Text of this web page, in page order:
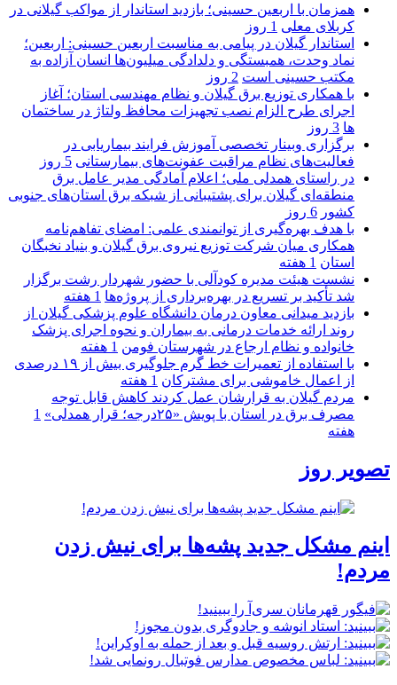
همزمان با اربعین حسینی؛ بازدید استاندار از مواکب گیلانی در
کربلای معلی 1 روز
استاندار گیلان در پیامی به مناسبت اربعین حسینی: اربعین؛
نماد وحدت، همبستگی و دلدادگی میلیون‌ها انسان آزاده به
مکتب حسینی است 2 روز
با همکاری توزیع برق گیلان و نظام مهندسی استان؛ آغاز
اجرای طرح الزام نصب تجهیزات محافظ ولتاژ در ساختمان
ها 3 روز
برگزاری وبینار تخصصی آموزش فرایند بیماریابی در
فعالیت‌های نظام مراقبت عفونت‌های بیمارستانی 5 روز
در راستای همدلی ملی؛ اعلام آمادگی مدیر عامل برق
منطقه‌ای گیلان برای پشتیبانی از شبكه برق استان‌های جنوبی
كشور 6 روز
با هدف بهره‌گیری از توانمندی علمی: امضای تفاهم‌نامه
همكاری میان شركت توزیع نیروی برق گیلان و بنیاد نخبگان
استان 1 هفته
نشست هیئت مدیره کودآلی با حضور شهردار رشت برگزار
شد تأکید بر تسریع در بهره‌برداری از پروژه‌ها 1 هفته
بازدید میدانی معاون درمان دانشگاه علوم پزشکی گیلان از
روند ارائه خدمات درمانی به بیماران و نحوه اجرای پزشک
خانواده و نظام ارجاع در شهرستان فومن 1 هفته
با استفاده از تعمیرات خط گرم جلوگیری بیش از ۱۹ درصدی
از اعمال خاموشی برای مشتركان 1 هفته
مردم گیلان به قرارشان عمل کردند كاهش قابل توجه
مصرف برق در استان با پویش «۲۵درجه؛ قرار همدلی»
1
هفته
تصویر روز
اینم مشکل جدید پشه‌ها برای نیش زدن
مردم!